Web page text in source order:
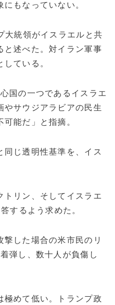
もなっていない。
大統領がイスラエルと共
と述べた。対イラン軍事
ている。
国の一つであるイスラエ
やサウジアラビアの民生
能だ」と指摘。
同じ透明性基準を、イス
トリン、そしてイスラエ
するよう求めた。
した場合の米市民のリ
弾し、数十人が負傷し
極めて低い。トランプ政